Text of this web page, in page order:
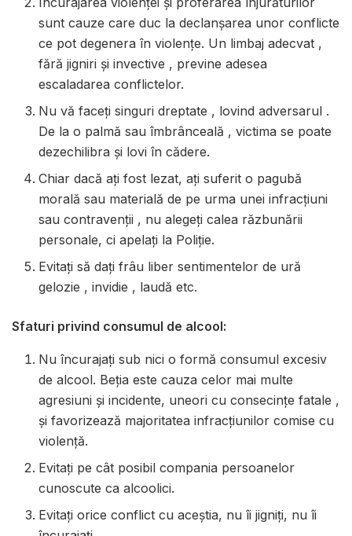
sunt cauze care duc la declanşarea unor conflicte
ce pot degenera în violenţe. Un limbaj adecvat ,
fără jigniri şi invective , previne adesea
escaladarea conflictelor.
Nu vă faceţi singuri dreptate , lovind adversarul .
De la o palmă sau îmbrânceală , victima se poate
dezechilibra şi lovi în cădere.
Chiar dacă aţi fost lezat, aţi suferit o pagubă
morală sau materială de pe urma unei infracţiuni
sau contravenţii , nu alegeţi calea răzbunării
personale, ci apelaţi la Poliţie.
Evitaţi să daţi frâu liber sentimentelor de ură
gelozie , invidie , laudă etc.
Sfaturi privind consumul de alcool:
Nu încurajaţi sub nici o formă consumul excesiv
de alcool. Beţia este cauza celor mai multe
agresiuni şi incidente, uneori cu consecinţe fatale ,
şi favorizează majoritatea infracţiunilor comise cu
violenţă.
Evitaţi pe cât posibil compania persoanelor
cunoscute ca alcoolici.
Evitaţi orice conflict cu aceştia, nu îi jigniţi, nu îi